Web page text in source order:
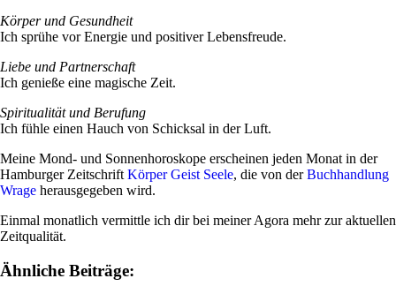
Körper und Gesundheit
Ich sprühe vor Energie und posi­tiver Lebensfreude.
Liebe und Partnerschaft
Ich genieße eine magi­sche Zeit.
Spi­ri­tua­lität und Berufung
Ich fühle einen Hauch von Schicksal in der Luft.
Meine Mond- und Son­nen­ho­ro­skope erscheinen jeden Monat in der
Ham­burger Zeit­schrift Körper Geist Seele, die von derBuch­hand­lung
Wrage her­aus­ge­geben wird.
Einmal monat­lich ver­mittle ich dir bei meiner Agora mehr zur aktu­ellen
Zeitqualität.
Ähnliche Beiträge: